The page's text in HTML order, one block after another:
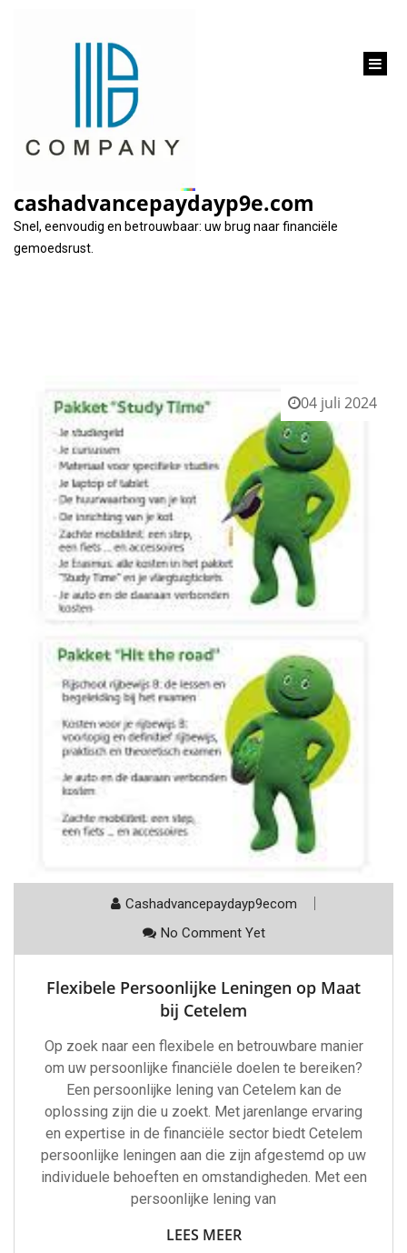
cashadvancepaydayp9e.com
Snel, eenvoudig en betrouwbaar: uw brug naar financiële
gemoedsrust.
Categorie:
04 juli 2024
Cashadvancepaydayp9ecom
No Comment Yet
Flexibele Persoonlijke Leningen op Maat
bij Cetelem
Op zoek naar een flexibele en betrouwbare manier
om uw persoonlijke financiële doelen te bereiken?
Een persoonlijke lening van Cetelem kan de
oplossing zijn die u zoekt. Met jarenlange ervaring
en expertise in de financiële sector biedt Cetelem
persoonlijke leningen aan die zijn afgestemd op uw
individuele behoeften en omstandigheden. Met een
persoonlijke lening van
LEES MEER